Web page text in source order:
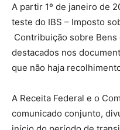
A partir 1º de janeiro de
teste do IBS – Imposto
Contribuição sobre
destacados nos
que não haja
A Receita Federal e o
comunicado conjunto,